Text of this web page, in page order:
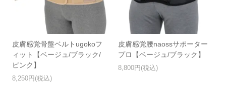
皮膚感覚骨盤ベルトugokoフ
ィット【ベージュ/ブラック/
ピンク】
8,250円(税込)
皮膚感覚腰naossサポーター
プロ【ベージュ/ブラック】
8,800円(税込)